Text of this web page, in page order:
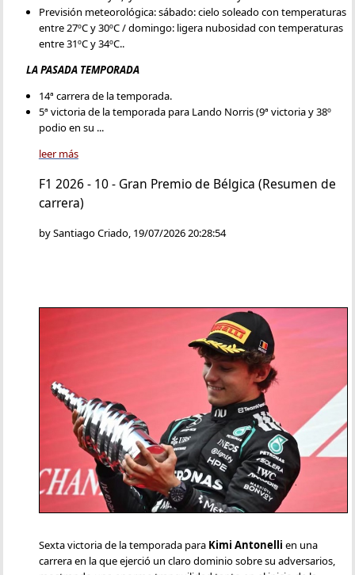
Previsión meteorológica: sábado: cielo soleado con temperaturas
entre 27ºC y 30ºC / domingo: ligera nubosidad con temperaturas
entre 31ºC y 34ºC..
LA PASADA TEMPORADA
14ª carrera de la temporada.
5ª victoria de la temporada para Lando Norris (9ª victoria y 38º
podio en su ...
leer más
F1 2026 - 10 - Gran Premio de Bélgica (Resumen de
carrera)
by Santiago Criado, 19/07/2026 20:28:54
Sexta victoria de la temporada para Kimi Antonelli en una
carrera en la que ejerció un claro dominio sobre su adversarios,